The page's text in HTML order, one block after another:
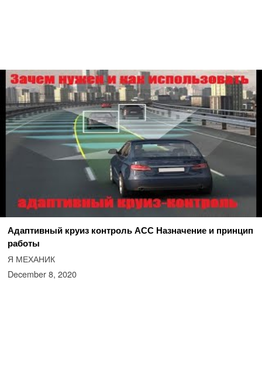
Адаптивный круиз контроль АСС Назначение и принцип
работы
Я МЕХАНИК
December 8, 2020